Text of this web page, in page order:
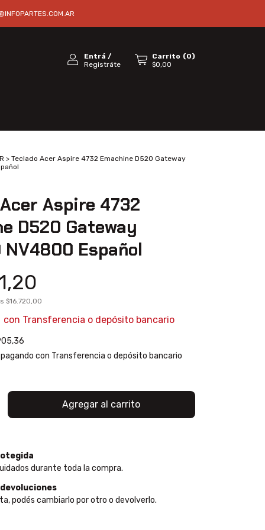
Entrá /
Registráte
Carrito (0)
$0,00
> Teclado Acer Aspire 4732 Emachine D520 Gateway
Aspire 4732
D520 Gateway
Español
$16.720,00
con Transferencia o depósito bancario
con Transferencia o depósito bancario
durante toda la compra.
podés cambiarlo por otro o devolverlo.